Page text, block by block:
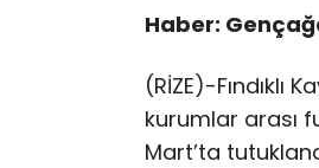
Haber:
(RİZE)-Fındıklı
kurumlar arası
Mart’ta